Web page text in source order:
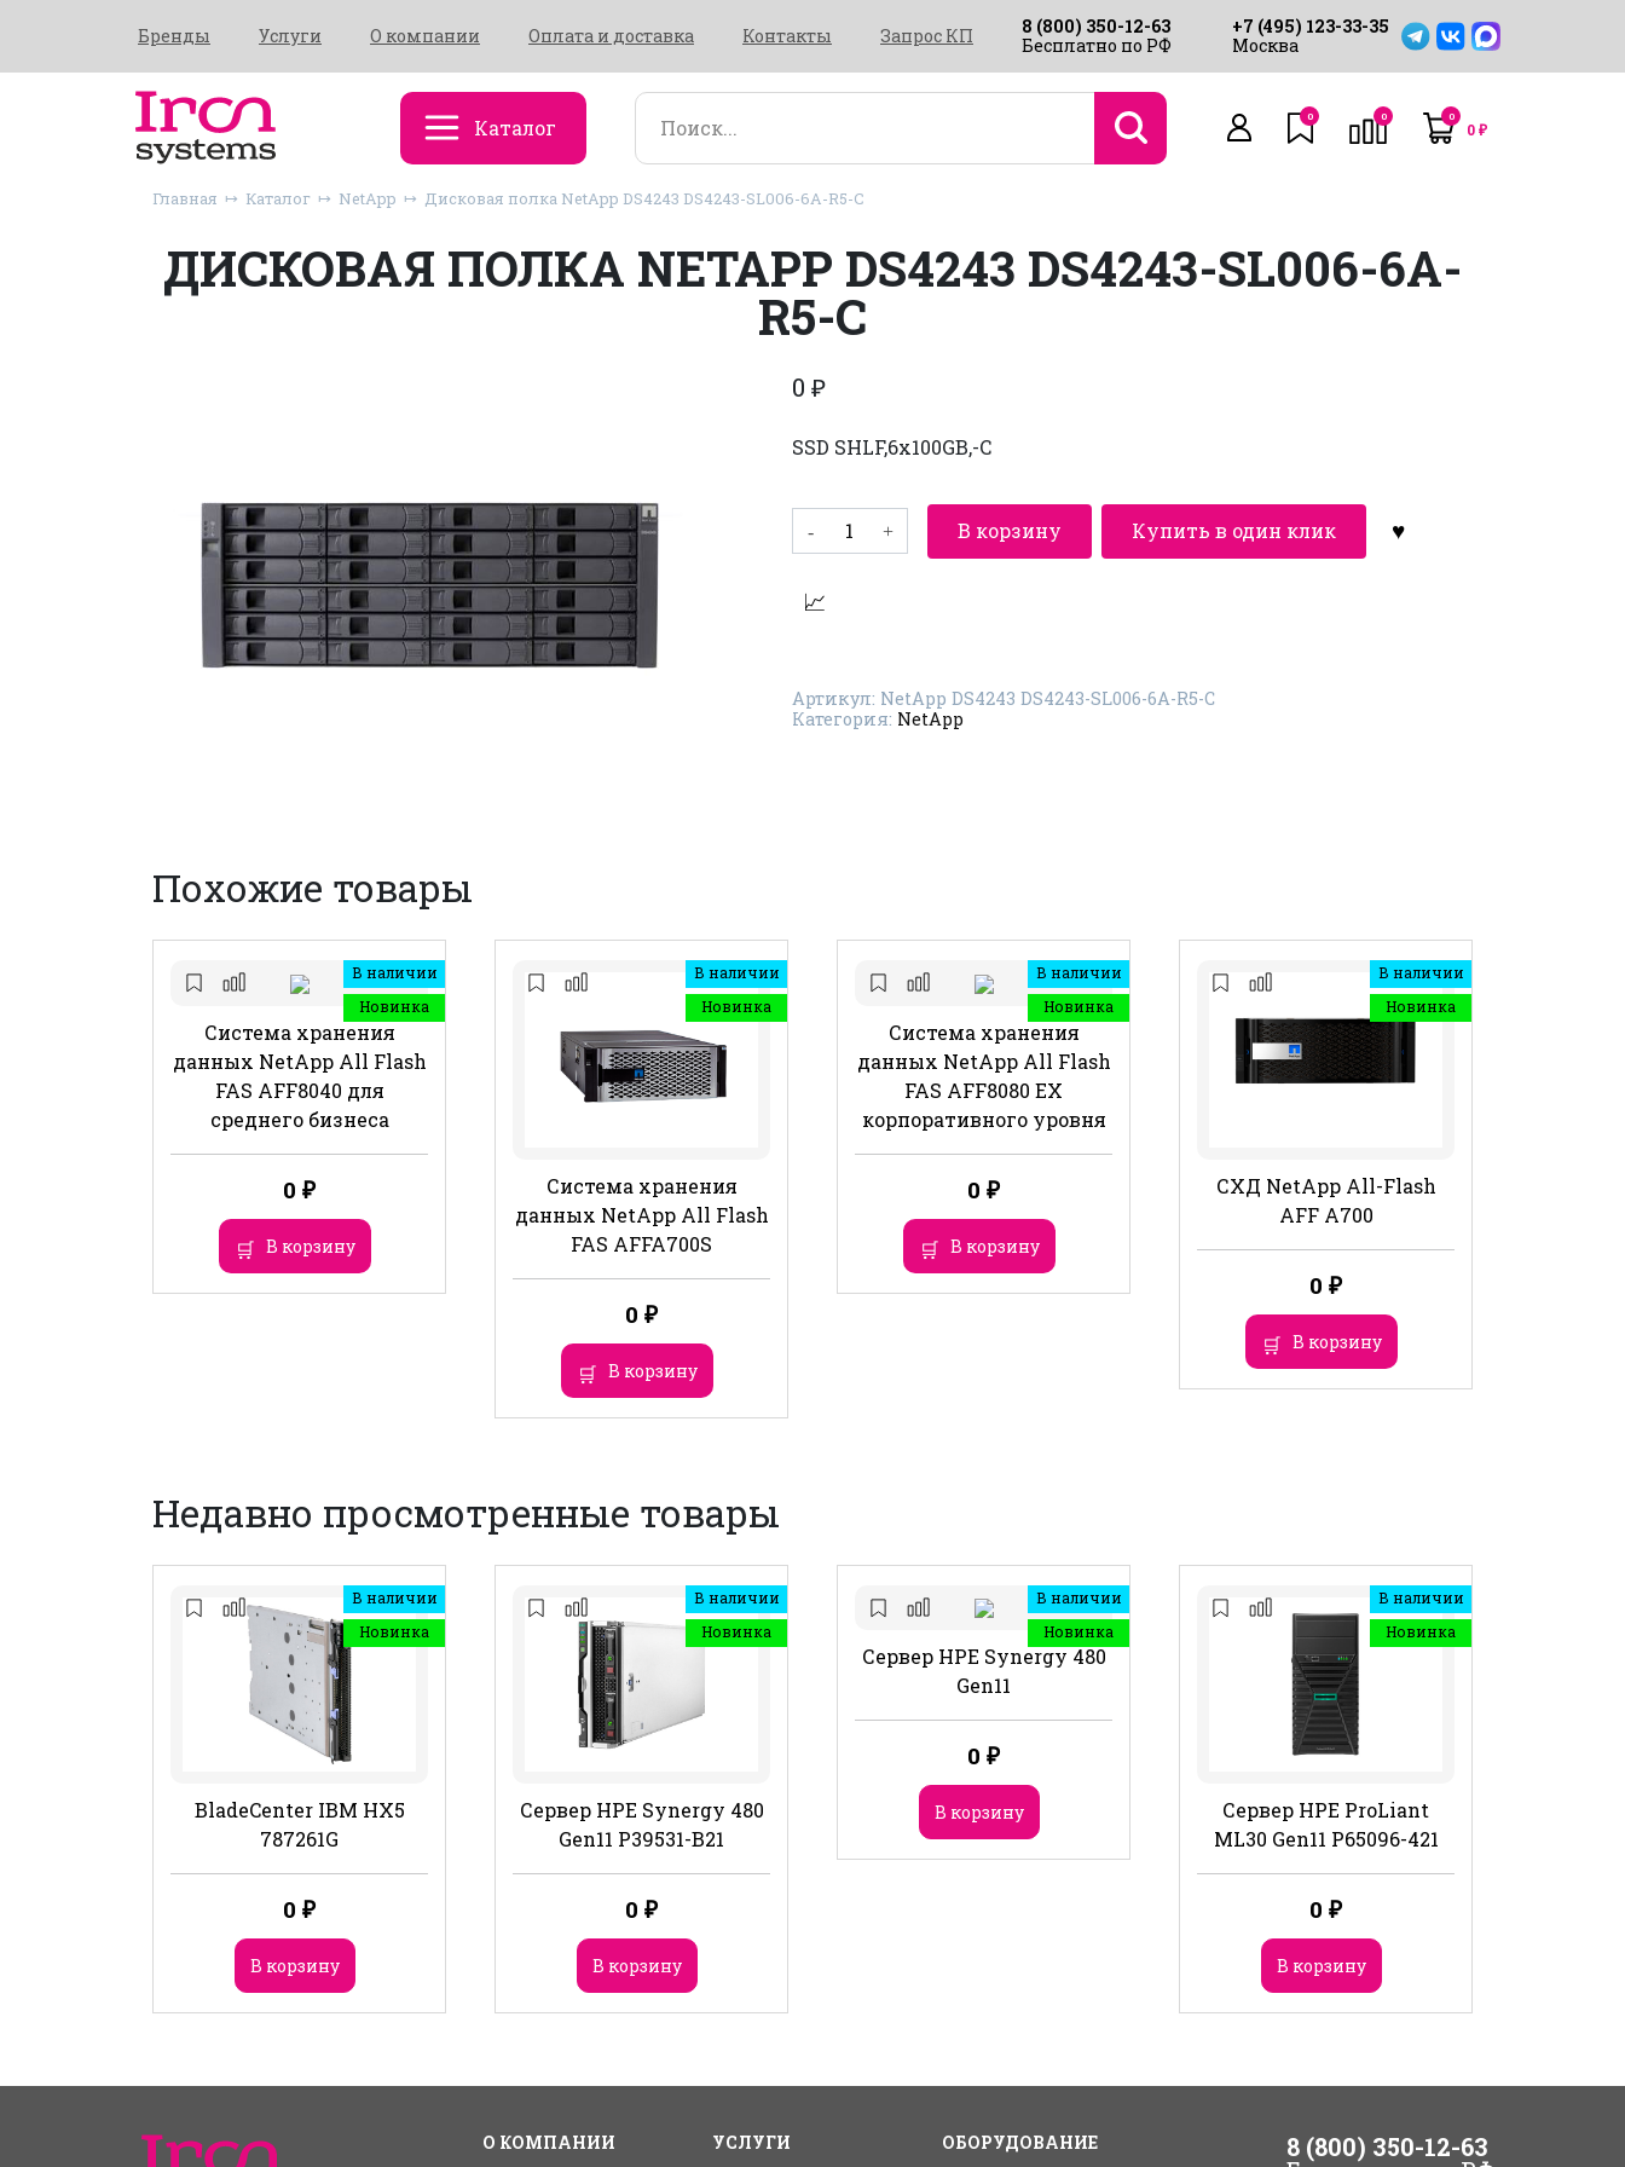
Бренды Услуги О компании Оплата и доставка Контакты Запрос КП
8 (800) 350-12-63
Бесплатно по РФ
+7 (495) 123-33-35
Москва
Каталог 0 0 0
0₽
Главная Каталог NetApp Дисковая полка NetApp DS4243 DS4243-SL006-6A-R5-C
ДИСКОВАЯ ПОЛКА NETAPP DS4243 DS4243-SL006-6A-
R5-C
0 ₽
SSD SHLF,6x100GB,-C
Количество
товара
Дисковая
NetApp
DS4243
R5-
C
В корзину Купить в один клик
Артикул: NetApp DS4243 DS4243-SL006-6A-R5-C
Категория: NetApp
Похожие товары
В наличии
Новинка
Система хранения
данных NetApp All Flash
FAS AFF8040 для
среднего бизнеса
0 ₽
В корзину
В наличии
Новинка
Система хранения
данных NetApp All Flash
FAS AFFA700S
0 ₽
В корзину
В наличии
Новинка
Система хранения
данных NetApp All Flash
FAS AFF8080 EX
корпоративного уровня
0 ₽
В корзину
В наличии
Новинка
СХД NetApp All-Flash
AFF A700
0 ₽
В корзину
Недавно просмотренные товары
В наличии
Новинка
BladeCenter IBM HX5
787261G
0 ₽
В корзину
В наличии
Новинка
Сервер HPE Synergy 480
Gen11 P39531-B21
0 ₽
В корзину
В наличии
Новинка
Сервер HPE Synergy 480
Gen11
0 ₽
В корзину
В наличии
Новинка
Сервер HPE ProLiant
ML30 Gen11 P65096-421
0 ₽
В корзину
О КОМПАНИИ УСЛУГИ ОБОРУДОВАНИЕ 8 (800) 350-12-63